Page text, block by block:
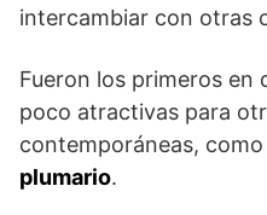
intercambiar con otras
Fueron los primeros en
poco atractivas para
contemporáneas, como
plumario.